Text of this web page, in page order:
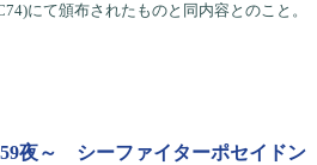
にて頒布されたものと同内容とのこと。
夜～ シーファイターポセイドン